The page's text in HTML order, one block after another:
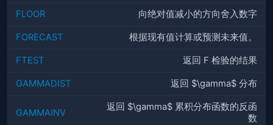
FLOOR 向绝对值减小的方向舍入数字
FORECAST 根据现有值计算或预测未来值。
FTEST 返回 F 检验的结果
GAMMADIST 返回 $\gamma$ 分布
GAMMAINV
返回 $\gamma$ 累积分布函数的反函
数